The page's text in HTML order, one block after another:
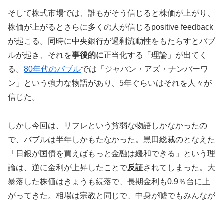
そして株式市場では、誰もがそう信じると株価が上がり、
株価が上がるとさらに多くの人が信じるpositive feedback
が起こる。同時に中央銀行が過剰流動性をもたらすとバブ
ルが起き、それを事後的に正当化する「理論」が出てく
る。 80年代のバブルでは「ジャパン・アズ・ナンバーワ
ン」という強力な物語があり、5年ぐらいはそれを人々が
信じた。
しかし今回は、リフレという貧弱な物語しかなかったの
で、バブルは半年しかもたなかった。黒田総裁のとなえた
「日銀が国債を買えばもっと金融は緩和できる」という理
論は、逆に金利が上昇したことで反証されてしまった。大
暴落した株価はきょうも続落で、長期金利も0.9％台に上
がってきた。相場は宗教と同じで、中身が嘘でもみんなが